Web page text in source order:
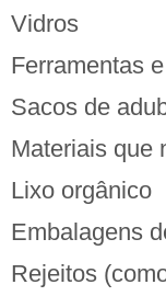
Vidros
Ferramentas
Sacos de
Materiais que
Lixo orgânico
Embalagens
Rejeitos